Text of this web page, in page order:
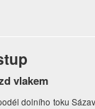
vlakem
dolního toku